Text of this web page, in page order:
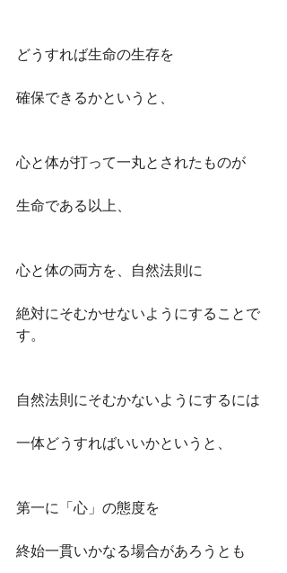
どうすれば生命の生存を
確保できるかというと、
心と体が打って一丸とされたものが
生命である以上、
心と体の両方を、自然法則に
絶対にそむかせないようにすることで
す。
自然法則にそむかないようにするには
一体どうすればいいかというと、
第一に「心」の態度を
終始一貫いかなる場合があろうとも